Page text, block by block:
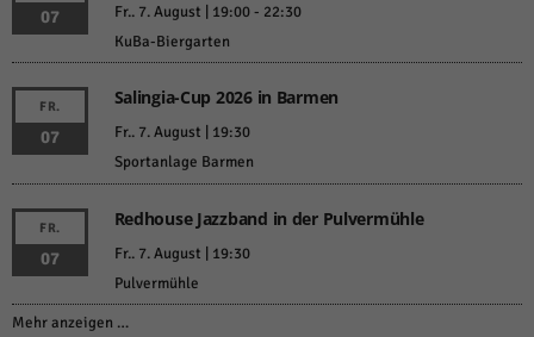
07 Fr.. 7. August | 19:00- 22:30
KuBa-Biergarten
FR.
07
Salingia-Cup 2026 in Barmen
Fr.. 7. August | 19:30
Sportanlage Barmen
FR.
07
Redhouse Jazzband in der Pulvermühle
Fr.. 7. August | 19:30
Pulvermühle
Mehr anzeigen …